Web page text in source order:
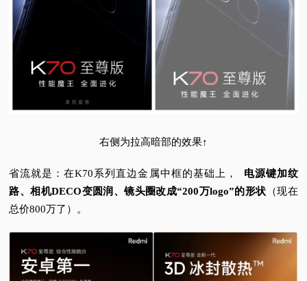
频
验
专
右侧为拉高暗部的效果↑
省流就是：在K70系列直边金属中框的基础上， 电源键加纹
路、相机DECO变圆润、镜头圈改成“200万logo”的形状 （现在
总价800万了）。